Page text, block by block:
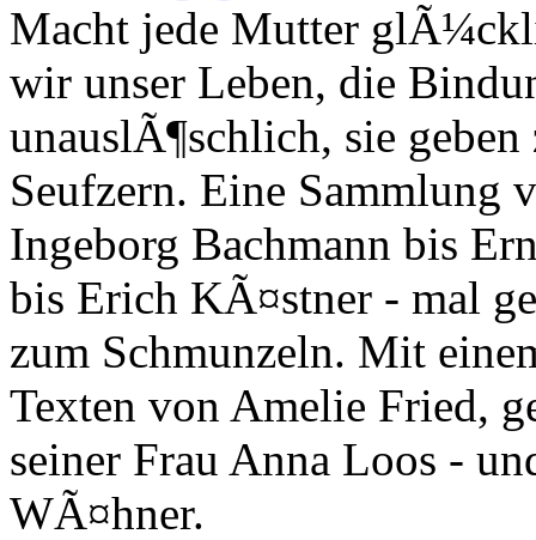
Macht jede Mutter
wir unser Leben, die
unauslÃ¶schlich, sie
Seufzern. Eine Sammlung
Ingeborg Bachmann bis
bis Erich KÃ¤stner - mal
zum Schmunzeln. Mit
Texten von Amelie Fried,
seiner Frau Anna Loos -
WÃ¤hner.